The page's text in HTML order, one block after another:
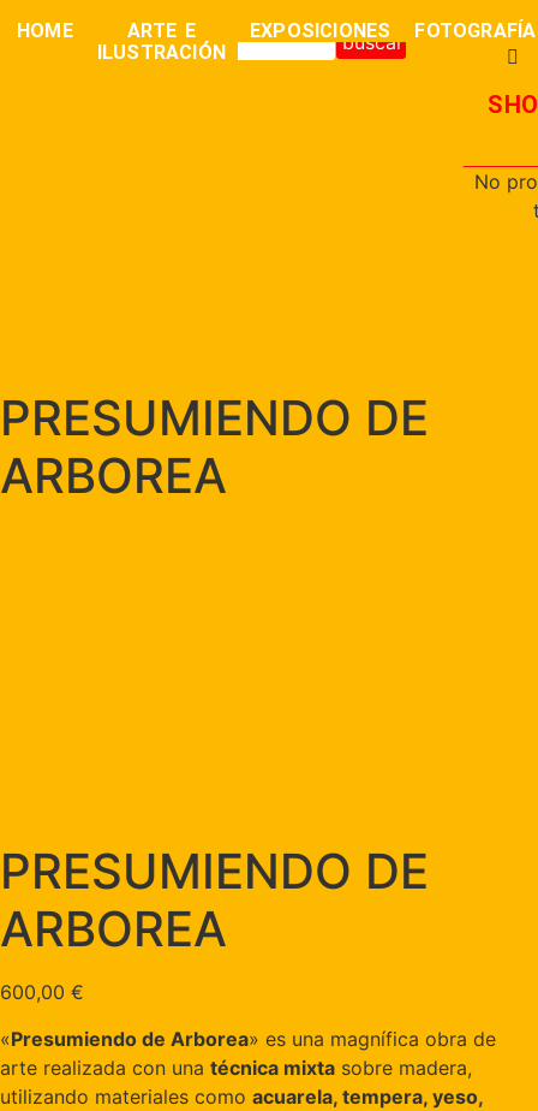
HOME
ARTE E
ILUSTRACIÓN
EXPOSICIONES FOTOGRAFÍA
buscar
0,00€
No
PRESUMIENDO DE
ARBOREA
PRESUMIENDO DE
ARBOREA
600,00 €
«Presumiendo de Arborea» es una magnífica obra de
arte realizada con una técnica mixta sobre madera,
utilizando materiales como acuarela, tempera, yeso,